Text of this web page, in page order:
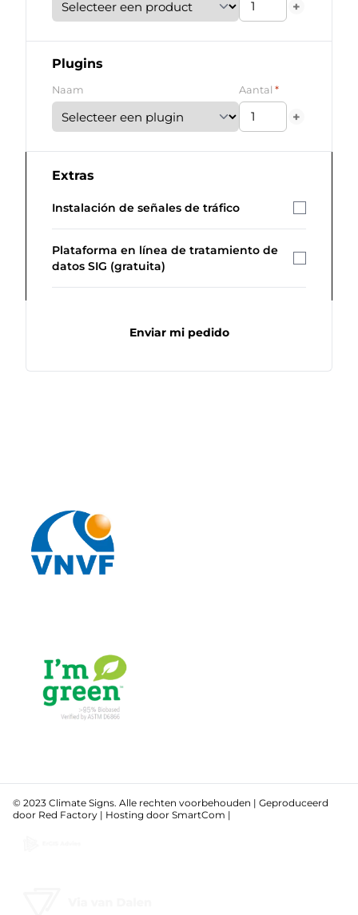
+
Plugins
Naam Aantal *
+
Extras
Instalación de señales de tráfico
Plataforma en línea de tratamiento de
datos SIG (gratuita)
© 2023 Climate Signs. Alle rechten voorbehouden | Geproduceerd
door Red Factory | Hosting door SmartCom |